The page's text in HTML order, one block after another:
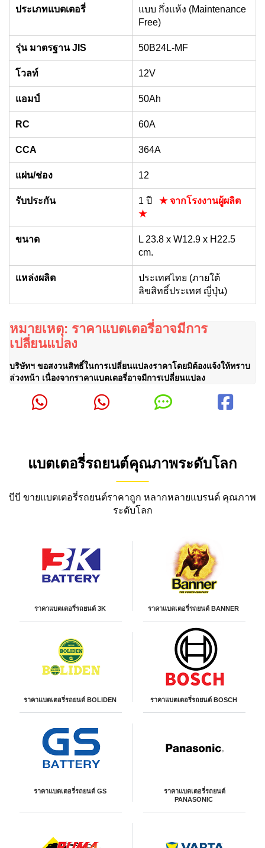
ประเภทแบตเตอรี่
แบบ กึ่งแห้ง (Maintenance
Free)
รุ่น มาตรฐาน JIS 50B24L-MF
โวลท์ 12V
แอมป์ 50Ah
RC 60A
CCA 364A
แผ่น/ช่อง 12
รับประกัน 1 ปี ★ จากโรงงานผู้ผลิต
★
ขนาด
L 23.8 x W12.9 x H22.5
cm.
แหล่งผลิต
ประเทศไทย (ภายใต้
ลิขสิทธิ์ประเทศ ญี่ปุ่น)
หมายเหตุ: ราคาแบตเตอรี่อาจมีการ
เปลี่ยนแปลง
บริษัทฯ ขอสงวนสิทธิ์ในการเปลี่ยนแปลงราคาโดยมิต้องแจ้งให้ทราบ
ล่วงหน้า เนื่องจากราคาแบตเตอรี่อาจมีการเปลี่ยนแปลง
แบตเตอรี่รถยนต์คุณภาพระดับโลก
บีบี ขายแบตเตอรี่รถยนต์ราคาถูก หลากหลายแบรนด์ คุณภาพ
ระดับโลก
ราคาแบตเตอรี่รถยนต์ 3K ราคาแบตเตอรี่รถยนต์ BANNER
ราคาแบตเตอรี่รถยนต์ BOLIDEN ราคาแบตเตอรี่รถยนต์ BOSCH
ราคาแบตเตอรี่รถยนต์ GS
ราคาแบตเตอรี่รถยนต์
PANASONIC